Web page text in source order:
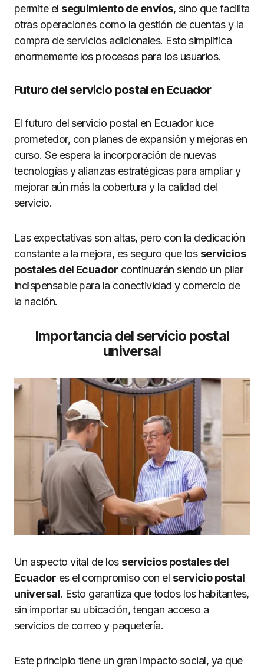
permite el seguimiento de envíos, sino que facilita
otras operaciones como la gestión de cuentas y la
compra de servicios adicionales. Esto simplifica
enormemente los procesos para los usuarios.
Futuro del servicio postal en Ecuador
El futuro del servicio postal en Ecuador luce
prometedor, con planes de expansión y mejoras en
curso. Se espera la incorporación de nuevas
tecnologías y alianzas estratégicas para ampliar y
mejorar aún más la cobertura y la calidad del
servicio.
Las expectativas son altas, pero con la dedicación
constante a la mejora, es seguro que los servicios
postales del Ecuador continuarán siendo un pilar
indispensable para la conectividad y comercio de
la nación.
Importancia del servicio postal
universal
Un aspecto vital de los servicios postales del
Ecuador es el compromiso con el servicio postal
universal. Esto garantiza que todos los habitantes,
sin importar su ubicación, tengan acceso a
servicios de correo y paquetería.
Este principio tiene un gran impacto social, ya que